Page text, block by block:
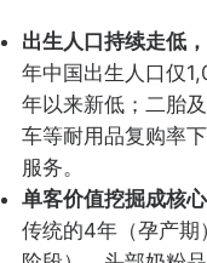
出生人口持续走低
年中国出生人口仅
年以来新低；二胎
车等耐用品复购率
服务。
单客价值挖掘成核
传统的4年（孕产期